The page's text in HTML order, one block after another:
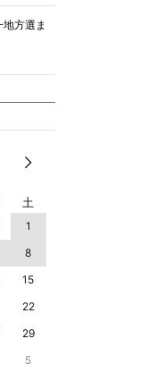
方選ま
土
1
8
15
22
29
5